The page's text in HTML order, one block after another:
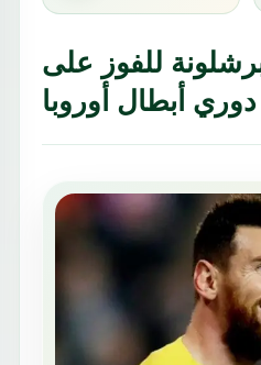
للفوز على
أبطال أوروبا